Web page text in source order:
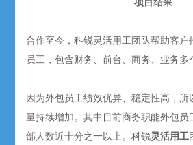
项目结果
合作至今，科锐灵活用工团队帮助客户
员工，包含财务、前台、商务、业务多
因为外包员工绩效优异、稳定性高，所
量持续增加。其中目前商务职能外包员
部人数近十分之一以上。科锐灵活用工